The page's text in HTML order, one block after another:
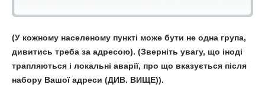
(У кожному населеному пункті може бути не одна група,
дивитись треба за адресою). (Зверніть увагу, що іноді
трапляються і локальні аварії, про що вказується після
набору Вашої адреси (ДИВ. ВИЩЕ)).